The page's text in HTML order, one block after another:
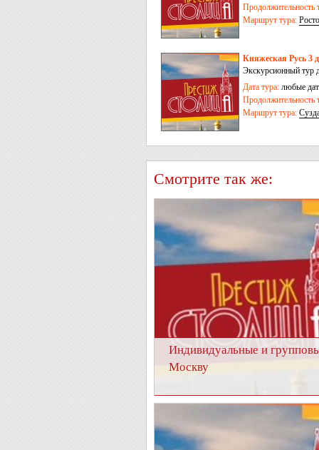
Продолжительность
Маршрут тура:
Княжеская Русь 3
Экскурсионный тур
Александров
Дата тура: любые
Продолжительность
Маршрут тура:
Смотрите так же:
Индивидуальные и
Москву